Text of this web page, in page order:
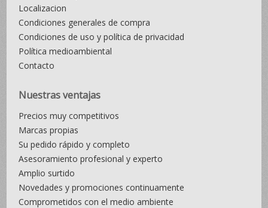
Localizacion
Condiciones generales de compra
Condiciones de uso y política de privacidad
Política medioambiental
Contacto
Nuestras ventajas
Precios muy competitivos
Marcas propias
Su pedido rápido y completo
Asesoramiento profesional y experto
Amplio surtido
Novedades y promociones continuamente
Comprometidos con el medio ambiente